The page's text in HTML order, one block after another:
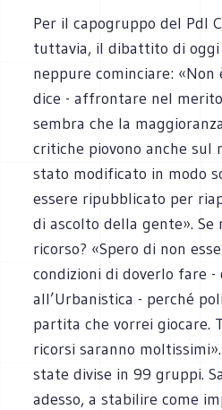
Per il capogruppo del Pdl
tuttavia, il dibattito di oggi
neppure cominciare: «Non
dice - affrontare nel
sembra che la
critiche piovono anche sul
stato modificato in modo
essere ripubblicato per
di ascolto della gente». Se
ricorso? «Spero di non
condizioni di doverlo fare -
all’Urbanistica - perché
partita che vorrei giocare.
ricorsi saranno
state divise in 99 gruppi.
adesso, a stabilire come